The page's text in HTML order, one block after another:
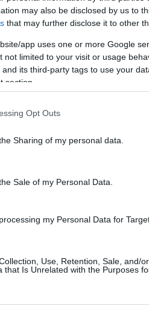
may also be disclosed by us to
that may further disclose it to other
app uses one or more Google
not limited to your visit or usage
its third-party tags to use your
section.
Opt Outs
Sharing of my personal data.
Sale of my Personal Data.
my Personal Data for
Use, Retention, Sale, and/
that Is Unrelated with the Purposes
küzdő kamaszok
Magyarországon. A vonatok
Kft.)